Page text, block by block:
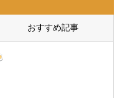
おすすめ記事